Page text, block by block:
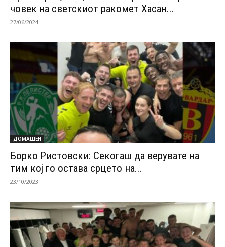
човек на светскиот ракомет Хасан...
27/06/2024
ДОМАШЕН
Борко Ристовски: Секогаш да верувате на
тим кој го остава срцето на...
23/10/2023